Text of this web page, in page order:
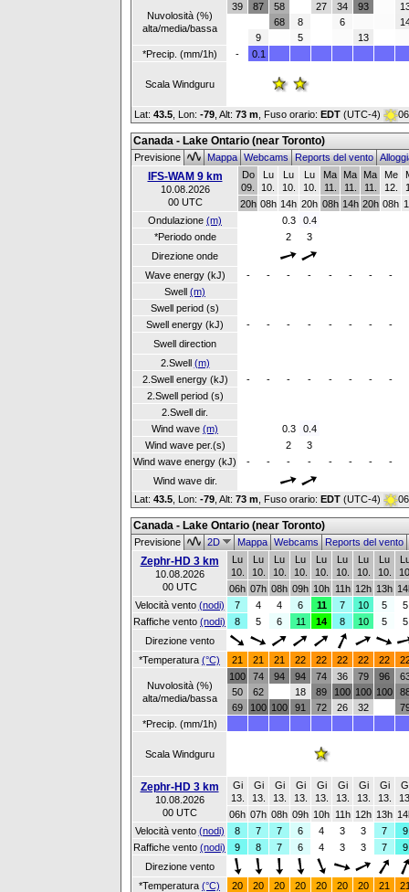
Nuvolosità (%)
alta/media/bassa
39 87
9
58
68
8
5
27
34
6
93
13
*Precip. (mm/1h) - 0.1
Scala Windguru
Lat: 43.5 , Lon: -79 Alt: 73 m , Fuso orario: EDT (UTC-4)
Canada - Lake Ontario (near Toronto)
Previsione MappaWebcamsReports del vento
IFS-WAM 9 km
10.08.2026
00 UTC
Do
09.
Lu
10.
Lu
10.
Lu
10.
Ma
11.
Ma
11.
Ma
11.
Me
12.
20h 08h 14h 20h 08h 14h 20h 08h
Ondulazione (m) 0.3
0.4
*Periodo onde
2
3
Direzione onde
Wave energy (kJ)
- - - - - - -
-
Swell (m)
Swell period (s)
Swell energy (kJ)
- - - - - - -
-
Swell direction
2.Swell (m)
2.Swell energy (kJ)
- - - - - - -
-
2.Swell period (s)
2.Swell dir.
Wind wave (m) 0.3
0.4
Wind wave per.(s)
2
3
Wind wave energy (kJ)
- - - - - - -
-
Wind wave dir.
Lat: 43.5 , Lon: -79 Alt: 73 m , Fuso orario: EDT (UTC-4)
Canada - Lake Ontario (near Toronto)
Previsione 2D MappaWebcamsReports del vento
Zephr-HD 3 km
10.08.2026
00 UTC
Lu
10.
Lu
10.
Lu
10.
Lu
10.
Lu
10.
Lu
10.
Lu
10.
Lu
10.
06h 07h 08h 09h 10h 11h 12h 13h
Velocità vento (nodi) 7 4 4 6 11 7 10 5
5
Raffiche vento (nodi) 8 5 6 11 14 8 10 5
5
Direzione vento
*Temperatura (°C) 21 21 21 22 22 22 22 22
Nuvolosità (%)
alta/media/bassa
100
50
69
74
62
100
94
100
94
18
91
74
89
72
36
100
26
79
100
32
96
100
*Precip. (mm/1h)
Scala Windguru
Zephr-HD 3 km
10.08.2026
00 UTC
Gi
13.
Gi
13.
Gi
13.
Gi
13.
Gi
13.
Gi
13.
Gi
13.
Gi
13.
06h 07h 08h 09h 10h 11h 12h 13h
Velocità vento (nodi) 8 7 7 6 4 3 3 7
9
Raffiche vento (nodi) 9 8 7 6 4 3 3 7
9
Direzione vento
*Temperatura (°C) 20 20 20 20 20 20 20 21